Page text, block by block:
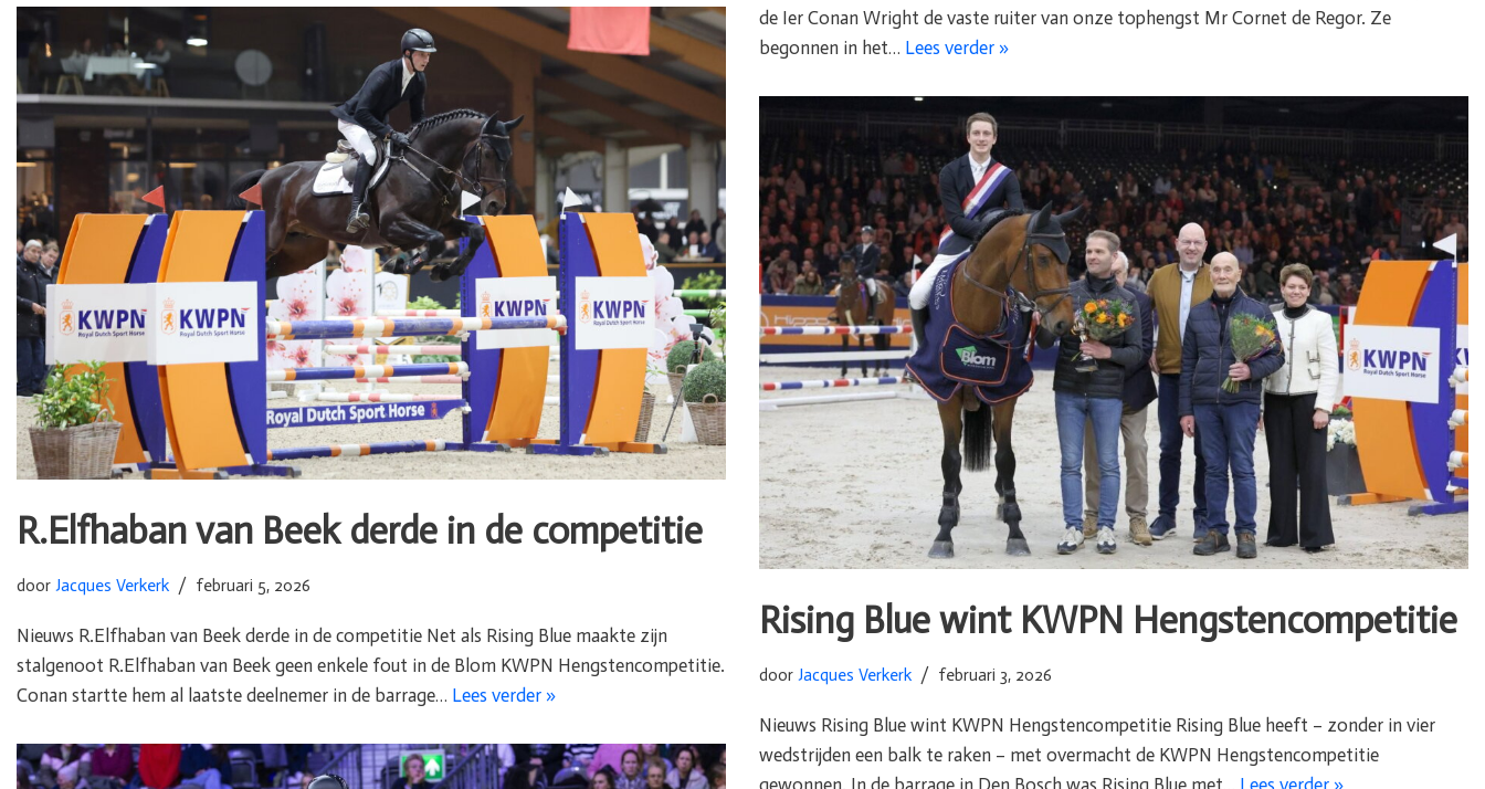
de Ier Conan Wright de vaste ruiter van onze tophengst Mr Cornet de Regor. Ze
begonnen in het… Lees verder »
R.Elfhaban van Beek derde in de competitie
door Jacques Verkerk februari 5, 2026
Nieuws R.Elfhaban van Beek derde in de competitie Net als Rising Blue maakte zijn
stalgenoot R.Elfhaban van Beek geen enkele fout in de Blom KWPN Hengstencompetitie.
Conan startte hem al laatste deelnemer in de barrage… Lees verder »
Rising Blue wint KWPN Hengstencompetitie
door Jacques Verkerk februari 3, 2026
Nieuws Rising Blue wint KWPN Hengstencompetitie Rising Blue heeft – zonder in vier
wedstrijden een balk te raken – met overmacht de KWPN Hengstencompetitie
gewonnen. In de barrage in Den Bosch was Rising Blue met… Lees verder »